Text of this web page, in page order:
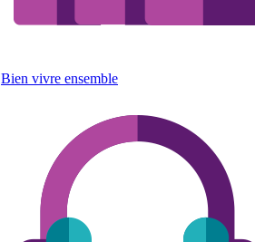
Bien vivre ensemble